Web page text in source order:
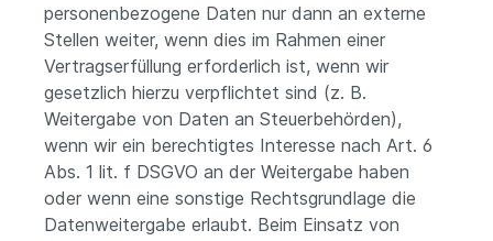
personenbezogene Daten nur dann an externe
Stellen weiter, wenn dies im Rahmen einer
Vertragserfüllung erforderlich ist, wenn wir
gesetzlich hierzu verpflichtet sind (z. B.
Weitergabe von Daten an Steuerbehörden),
wenn wir ein berechtigtes Interesse nach Art. 6
Abs. 1 lit. f DSGVO an der Weitergabe haben
oder wenn eine sonstige Rechtsgrundlage die
Datenweitergabe erlaubt. Beim Einsatz von